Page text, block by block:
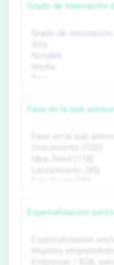
Grado de
Fase en la que
Especialización